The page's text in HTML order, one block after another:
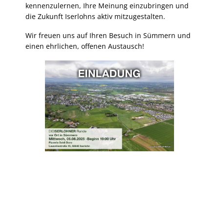
kennenzulernen, Ihre Meinung einzubringen und
die Zukunft Iserlohns aktiv mitzugestalten.
Wir freuen uns auf Ihren Besuch in Sümmern und
einen ehrlichen, offenen Austausch!